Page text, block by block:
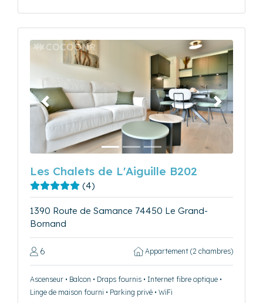
Précédent Suivant
Les Chalets de L'Aiguille B202
(4)
1390 Route de Samance 74450 Le Grand-
Bornand
6 Appartement (2 chambres)
Ascenseur • Balcon • Draps fournis • Internet fibre optique •
Linge de maison fourni • Parking privé • WiFi